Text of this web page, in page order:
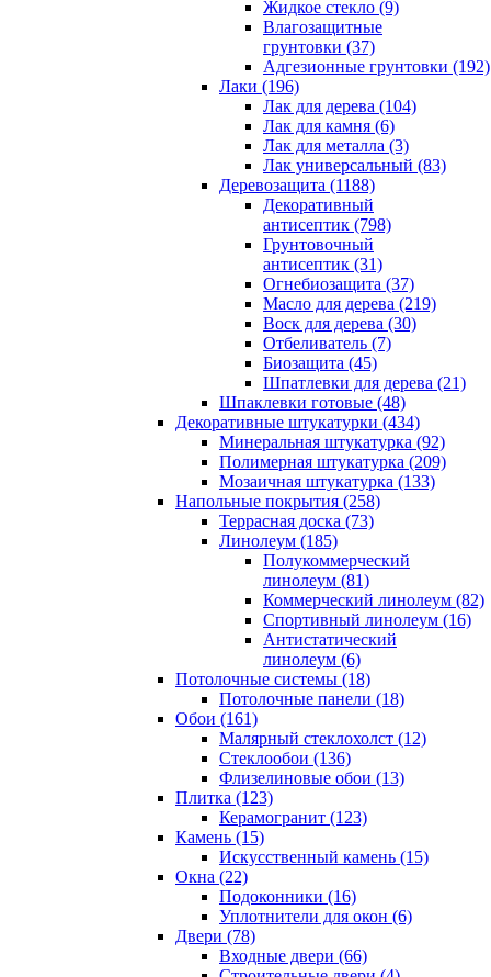
Жидкое стекло (9)
Влагозащитные
грунтовки (37)
Адгезионные грунтовки (192)
Лаки (196)
Лак для дерева (104)
Лак для камня (6)
Лак для металла (3)
Лак универсальный (83)
Деревозащита (1188)
Декоративный
антисептик (798)
Грунтовочный
антисептик (31)
Огнебиозащита (37)
Масло для дерева (219)
Воск для дерева (30)
Отбеливатель (7)
Биозащита (45)
Шпатлевки для дерева (21)
Шпаклевки готовые (48)
Декоративные штукатурки (434)
Минеральная штукатурка (92)
Полимерная штукатурка (209)
Мозаичная штукатурка (133)
Напольные покрытия (258)
Террасная доска (73)
Линолеум (185)
Полукоммерческий
линолеум (81)
Коммерческий линолеум (82)
Спортивный линолеум (16)
Антистатический
линолеум (6)
Потолочные системы (18)
Потолочные панели (18)
Обои (161)
Малярный стеклохолст (12)
Стеклообои (136)
Флизелиновые обои (13)
Плитка (123)
Керамогранит (123)
Камень (15)
Искусственный камень (15)
Окна (22)
Подоконники (16)
Уплотнители для окон (6)
Двери (78)
Входные двери (66)